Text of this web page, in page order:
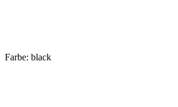
Farbe: black